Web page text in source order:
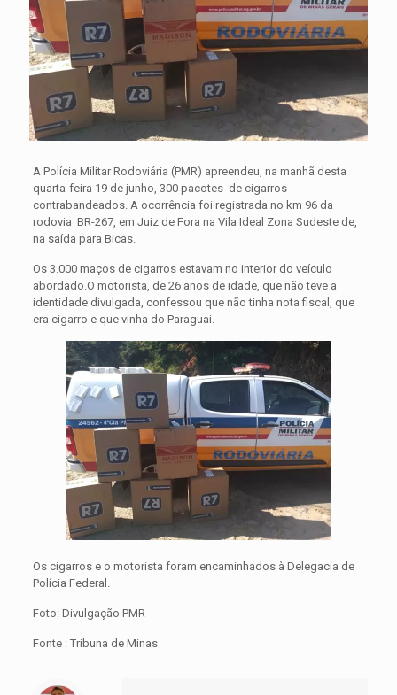
A Polícia Militar Rodoviária (PMR) apreendeu, na manhã desta
quarta-feira 19 de junho, 300 pacotes de cigarros
contrabandeados. A ocorrência foi registrada no km 96 da
rodovia BR-267, em Juiz de Fora na Vila Ideal Zona Sudeste de,
na saída para Bicas.
Os 3.000 maços de cigarros estavam no interior do veículo
abordado.O motorista, de 26 anos de idade, que não teve a
identidade divulgada, confessou que não tinha nota fiscal, que
era cigarro e que vinha do Paraguai.
Os cigarros e o motorista foram encaminhados à Delegacia de
Polícia Federal.
Foto: Divulgação PMR
Fonte : Tribuna de Minas